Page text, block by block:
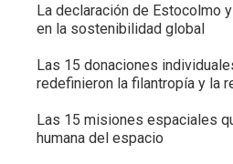
La declaración de Estocolmo
en la sostenibilidad global
Las 15 donaciones
redefinieron la filantropía y la
Las 15 misiones espaciales
humana del espacio